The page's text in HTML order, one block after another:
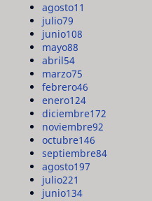
agosto11
julio79
junio108
mayo88
abril54
marzo75
febrero46
enero124
diciembre172
noviembre92
octubre146
septiembre84
agosto197
julio221
junio134